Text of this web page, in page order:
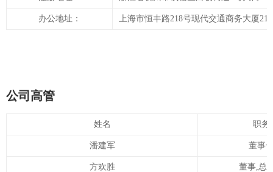
办公地址： 上海市恒丰路218号现代交通商务大厦21
公司高管
姓名 职务
潘建军 董事
方欢胜 董事,总